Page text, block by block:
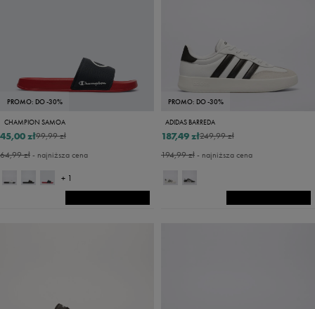
PROMO: DO -30%
CHAMPION SAMOA
99,99 zł
45,00 zł
64,99 zł- najniższa cena
+ 1
PROMO: DO -30%
ADIDAS BARREDA
249,99 zł
187,49 zł
194,99 zł- najniższa cena